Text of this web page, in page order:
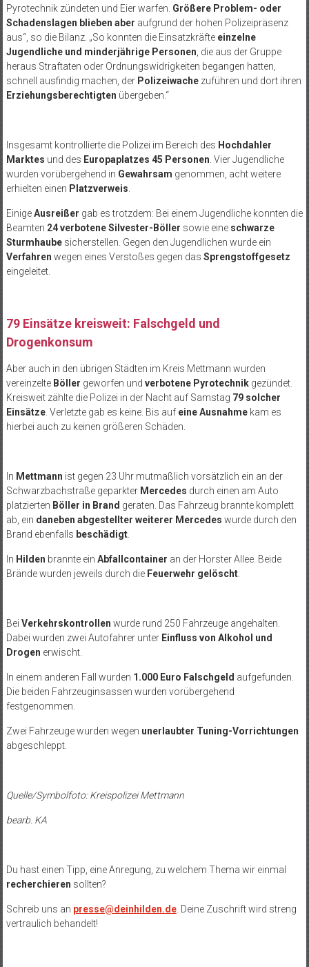
Pyrotechnik zündeten und Eier warfen. Größere Problem- oder
Schadenslagen blieben aber aufgrund der hohen Polizeipräsenz
aus“, so die Bilanz. „So konnten die Einsatzkräfte einzelne
Jugendliche und minderjährige Personen, die aus der Gruppe
heraus Straftaten oder Ordnungswidrigkeiten begangen hatten,
schnell ausfindig machen, der Polizeiwachezuführen und dort ihren
Erziehungsberechtigten übergeben.“
Insgesamt kontrollierte die Polizei im Bereich des Hochdahler
Marktes und des Europaplatzes 45 Personen. Vier Jugendliche
wurden vorübergehend in Gewahrsam genommen, acht weitere
erhielten einen Platzverweis.
EinigeAusreißer gab es trotzdem: Bei einem Jugendliche konnten die
Beamten 24 verbotene Silvester-Böller sowie eine schwarze
Sturmhaubesicherstellen. Gegen den Jugendlichen wurde ein
Verfahren wegen eines Verstoßes gegen das Sprengstoffgesetz
eingeleitet.
79 Einsätze kreisweit: Falschgeld und
Drogenkonsum
Aber auch in den übrigen Städten im Kreis Mettmann wurden
vereinzelte Böller geworfen und verbotene Pyrotechnikgezündet.
Kreisweit zählte die Polizei in der Nacht auf Samstag 79 solcher
Einsätze. Verletzte gab es keine. Bis auf eine Ausnahmekam es
hierbei auch zu keinen größeren Schäden.
In Mettmann ist gegen 23 Uhr mutmaßlich vorsätzlich ein an der
Schwarzbachstraße geparkter Mercedes durch einen am Auto
platzierten Böller in Brand geraten. Das Fahrzeug brannte komplett
ab, ein daneben abgestellter weiterer Mercedes wurde durch den
Brand ebenfalls beschädigt.
In Hilden brannte ein Abfallcontainer an der Horster Allee. Beide
Brände wurden jeweils durch die Feuerwehr gelöscht.
Bei Verkehrskontrollen wurde rund 250 Fahrzeuge angehalten.
Dabei wurden zwei Autofahrer unter Einfluss von Alkohol und
Drogen erwischt.
In einem anderen Fall wurden 1.000 Euro Falschgeld aufgefunden.
Die beiden Fahrzeuginsassen wurden vorübergehend
festgenommen.
Zwei Fahrzeuge wurden wegen unerlaubter Tuning-Vorrichtungen
abgeschleppt.
Quelle/Symbolfoto: Kreispolizei Mettmann
bearb. KA
Du hast einen Tipp, eine Anregung, zu welchem Thema wir einmal
recherchieren sollten?
Schreib uns an presse@deinhilden.de. Deine Zuschrift wird streng
vertraulich behandelt!